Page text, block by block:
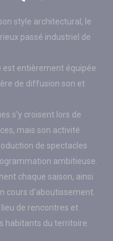
style architectural, le
passé industriel de
est entièrement équipée
de diffusion son et
s'y croisent lors de
mais son activité
de spectacles
ambitieuse.
chaque saison, ainsi
cours d'aboutissement.
de rencontres et
habitants du territoire.